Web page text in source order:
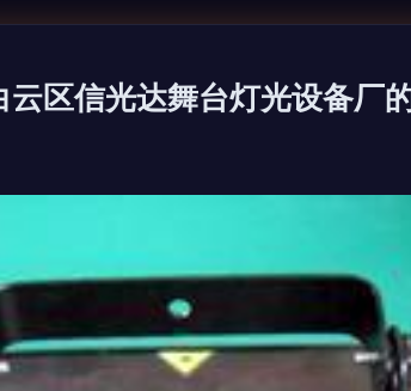
区信光达舞台灯光设备厂